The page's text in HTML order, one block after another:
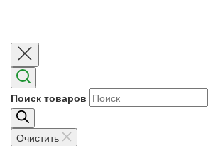
Поиск товаров
Очистить